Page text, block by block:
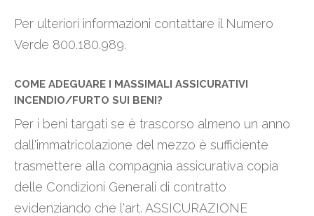
Per ulteriori informazioni contattare il Numero
Verde 800.180.989.
COME ADEGUARE I MASSIMALI ASSICURATIVI
INCENDIO/FURTO SUI BENI?
Per i beni targati se è trascorso almeno un anno
dall'immatricolazione del mezzo è sufficiente
trasmettere alla compagnia assicurativa copia
delle Condizioni Generali di contratto
evidenziando che l'art. ASSICURAZIONE